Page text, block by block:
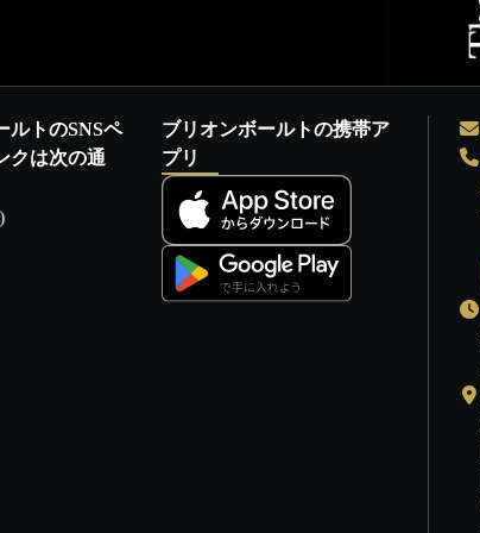
ルトのSNSペ
クは次の通
ブリオンボールトの携帯ア
プリ